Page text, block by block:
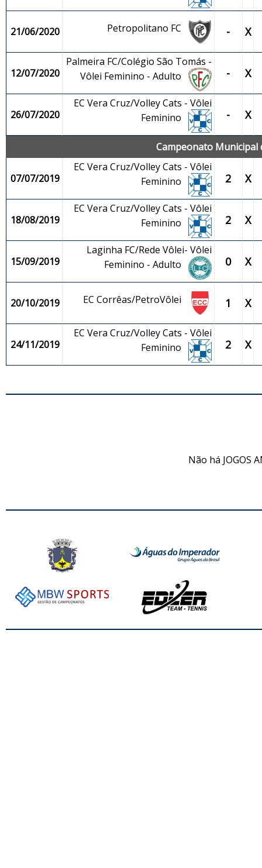
21/06/2020 Petropolitano FC - X
12/07/2020
Palmeira FC/Colégio São Tomás -
Vôlei Feminino - Adulto
- X
26/07/2020
EC Vera Cruz/Volley Cats - Vôlei
Feminino
- X
Campeonato Municipal
07/07/2019
EC Vera Cruz/Volley Cats - Vôlei
Feminino
2 X
18/08/2019
EC Vera Cruz/Volley Cats - Vôlei
Feminino
2 X
15/09/2019
Laginha FC/Rede Vôlei- Vôlei
Feminino - Adulto
0 X
20/10/2019 EC Corrêas/PetroVôlei 1 X
24/11/2019
EC Vera Cruz/Volley Cats - Vôlei
Feminino
2 X
Não há JOGOS